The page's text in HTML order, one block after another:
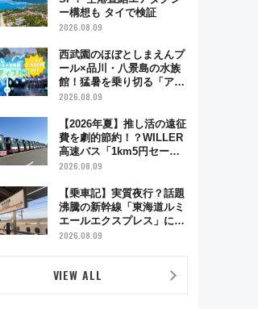
ー構想も タイで検証
2026.08.09
西武園のほぼとしまえんプ
ール×品川・八景島の水族
館！猛暑を乗り切る「アク
ティブパス」で夏休みをお
2026.08.09
【2026年夏】推し活の遠征
費を劇的節約！？WILLER
高速バス「1km5円セー
ル」やワンコイン温泉の最
路線まとめ
2026.08.09
【乗車記】実質夜行？話題
沸騰の新幹線「東海道ルミ
エールエクスプレス」に乗
車してみた 東京22時発、
らし過ぎる朝
2026.08.09
VIEW ALL